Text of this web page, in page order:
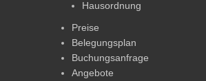
Hausordnung
Preise
Belegungsplan
Buchungsanfrage
Angebote